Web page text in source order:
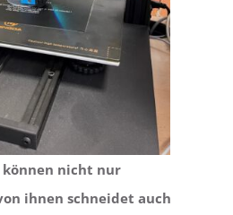
können nicht nur
ihnen schneidet auch